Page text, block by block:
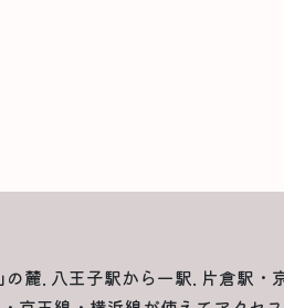
麓. 八王子駅から一駅. 片倉駅・